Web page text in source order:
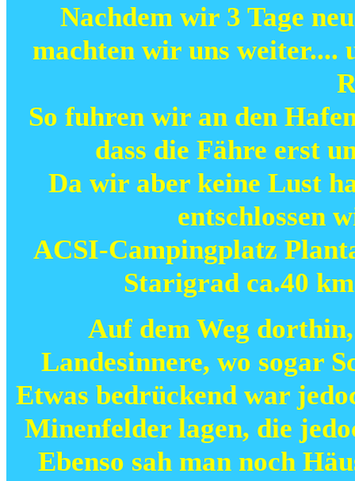
Nachdem wir 3 Tage
machten wir uns weiter....
So fuhren wir an den
dass die Fähre erst
Da wir aber keine Lust
entschlossen
ACSI-Campingplatz
Starigrad ca.40
Auf dem Weg
Landesinnere, wo sogar
Etwas bedrückend war
Minenfelder lagen, die
Ebenso sah man noch